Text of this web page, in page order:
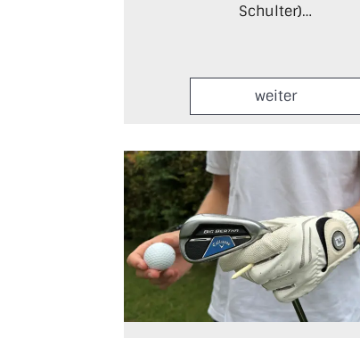
Schulter)…
weiter